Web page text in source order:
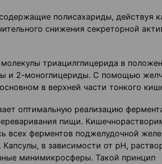
полисахариды, действуя
снижения секреторной
триацилглицерида в
и 2-моноглицериды. С помощью
в верхней части тонкого
оптимальную реализацию
пищи.
всех ферментов поджелудочной
в зависимости от pH,
минимикросферы. Такой принцип